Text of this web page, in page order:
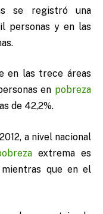
se registró una
personas y en las
en las trece áreas
en pobreza
de 42,2%.
a nivel nacional
extrema es
que en el